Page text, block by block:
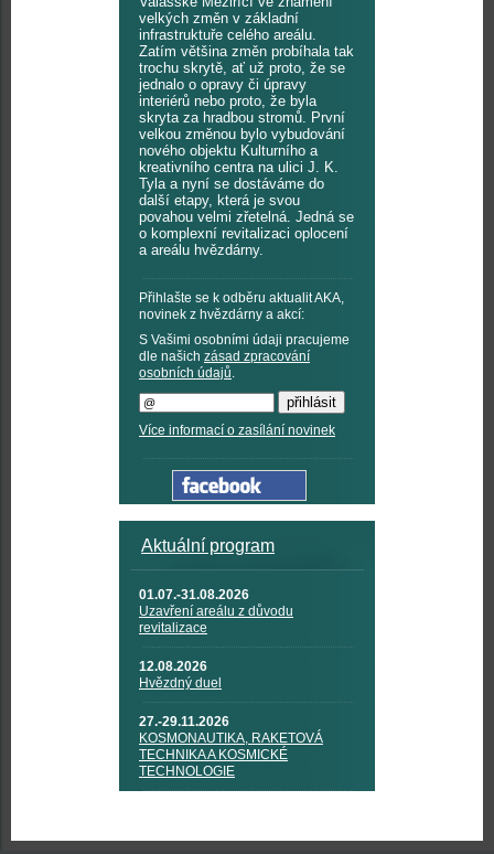
velkých změn v základní
infrastruktuře celého areálu.
Zatím většina změn probíhala tak
trochu skrytě, ať už proto, že se
jednalo o opravy či úpravy
interiérů nebo proto, že byla
skryta za hradbou stromů. První
velkou změnou bylo vybudování
nového objektu Kulturního a
kreativního centra na ulici J. K.
Tyla a nyní se dostáváme do
další etapy, která je svou
povahou velmi zřetelná. Jedná se
o komplexní revitalizaci oplocení
a areálu hvězdárny.
Přihlašte se k odběru aktualit AKA,
novinek z hvězdárny a akcí:
S Vašimi osobními údaji pracujeme
dle našich zásad zpracování
osobních údajů.
Více informací o zasílání novinek
Aktuální program
01.07.-31.08.2026
Uzavření areálu z důvodu
revitalizace
12.08.2026
Hvězdný duel
27.-29.11.2026
KOSMONAUTIKA, RAKETOVÁ
TECHNIKA A KOSMICKÉ
TECHNOLOGIE